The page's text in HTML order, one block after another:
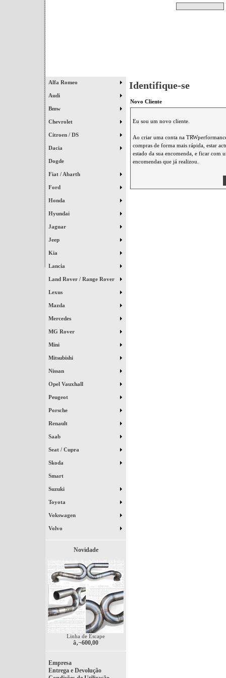
Alfa Romeo
Audi
Bmw
Chevrolet
Citroen / DS
Dacia
Dogde
Fiat / Abarth
Ford
Honda
Hyundai
Jaguar
Jeep
Kia
Lancia
Land Rover / Range Rover
Lexus
Mazda
Mercedes
MG Rover
Mini
Mitsubishi
Nissan
Opel Vauxhall
Peugeot
Porsche
Renault
Saab
Seat / Cupra
Skoda
Smart
Suzuki
Toyota
Vokswagen
Volvo
Novidade
Linha de Escape
â‚¬600,00
Empresa
Entrega e Devolução
Identifique-se
Novo Cliente
Eu sou um novo cliente.
Ao criar uma conta na
compras de forma mais rápida, estar
estado da sua encomenda, e ficar com
encomendas que já realizou.